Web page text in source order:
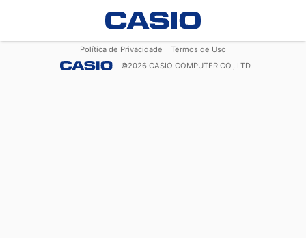
Política de Privacidade
Termos de Uso
©2026 CASIO COMPUTER CO., LTD.